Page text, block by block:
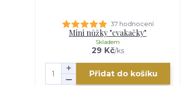
37 hodnocení
Mini nůžky "cvakačky"
29 Kč/ks
Skladem
Přidat do košíku